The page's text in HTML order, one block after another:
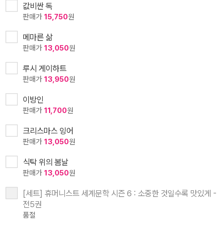
값비싼 독
판매가 15,750원
메마른 삶
판매가 13,050원
루시 게이하트
판매가 13,950원
이방인
판매가 11,700원
크리스마스 잉어
판매가 13,050원
식탁 위의 봄날
판매가 13,050원
[세트] 휴머니스트 세계문학 시즌 6 : 소중한 것일수록 맛있게 -
전5권
품절